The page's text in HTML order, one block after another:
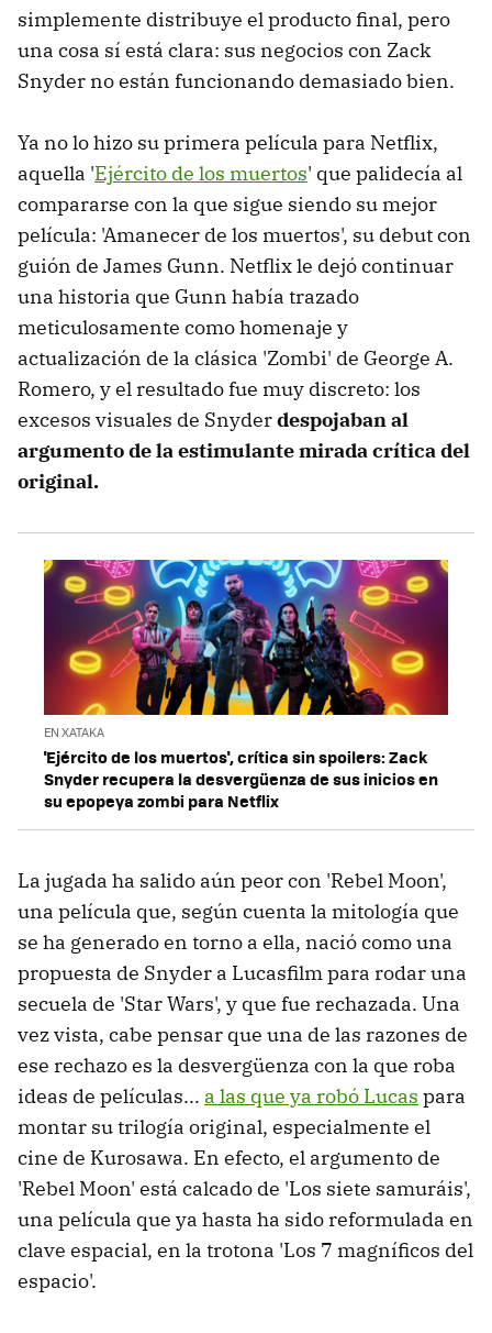
simplemente distribuye el producto final, pero
una cosa sí está clara: sus negocios con Zack
Snyder no están funcionando demasiado bien.
Ya no lo hizo su primera película para Netflix,
aquella 'Ejército de los muertos' que palidecía al
compararse con la que sigue siendo su mejor
película: 'Amanecer de los muertos', su debut con
guión de James Gunn. Netflix le dejó continuar
una historia que Gunn había trazado
meticulosamente como homenaje y
actualización de la clásica 'Zombi' de George A.
Romero, y el resultado fue muy discreto: los
excesos visuales de Snyderdespojaban al
argumento de la estimulante mirada crítica del
original.
EN XATAKA
'Ejército de los muertos', crítica sin spoilers: Zack
Snyder recupera la desvergüenza de sus inicios en
su epopeya zombi para Netflix
La jugada ha salido aún peor con 'Rebel Moon',
una película que, según cuenta la mitología que
se ha generado en torno a ella, nació como una
propuesta de Snyder a Lucasfilm para rodar una
secuela de 'Star Wars', y que fue rechazada. Una
vez vista, cabe pensar que una de las razones de
ese rechazo es la desvergüenza con la que roba
ideas de películas... a las que ya robó Lucas para
montar su trilogía original, especialmente el
cine de Kurosawa. En efecto, el argumento de
'Rebel Moon' está calcado de 'Los siete samuráis',
una película que ya hasta ha sido reformulada en
clave espacial, en la trotona 'Los 7 magníficos del
espacio'.